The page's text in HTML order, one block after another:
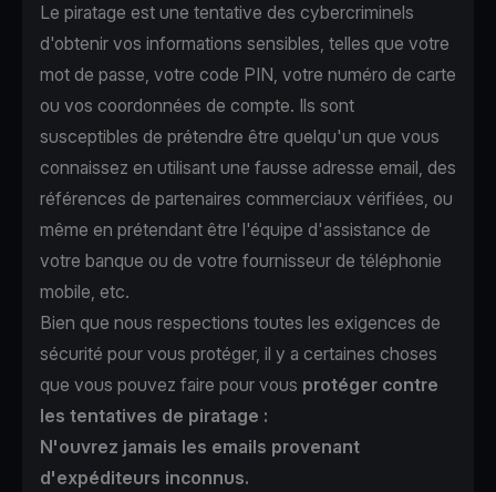
Le piratage est une tentative des cybercriminels
d'obtenir vos informations sensibles, telles que votre
mot de passe, votre code PIN, votre numéro de carte
ou vos coordonnées de compte. Ils sont
susceptibles de prétendre être quelqu'un que vous
connaissez en utilisant une fausse adresse email, des
références de partenaires commerciaux vérifiées, ou
même en prétendant être l'équipe d'assistance de
votre banque ou de votre fournisseur de téléphonie
mobile, etc.
Bien que nous respections toutes les exigences de
sécurité pour vous protéger, il y a certaines choses
que vous pouvez faire pour vous protéger contre
les tentatives de piratage :
N'ouvrez jamais les emails provenant
d'expéditeurs inconnus.